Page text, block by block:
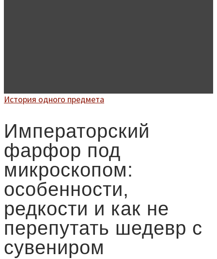
История одного предмета
Императорский
фарфор под
микроскопом:
особенности,
редкости и как не
перепутать шедевр с
сувениром